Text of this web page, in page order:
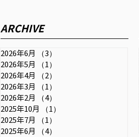
ARCHIVE
2026年6月 （3）
2026年5月
（1）
2026年4月
（2）
2026年3月
（1）
2026年2月
（4）
2025年10月
（1）
2025年7月
（1）
2025年6月
（4）